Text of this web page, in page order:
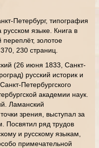
Петербург, типография
языке. Книга в
золотое
230 страниц.
(26 июня 1833, Санкт-
русский историк и
Петербургского
академии наук.
Ламанский
зрения, выступал за
Посвятил ряд трудов
и русскому языкам,
примечательной